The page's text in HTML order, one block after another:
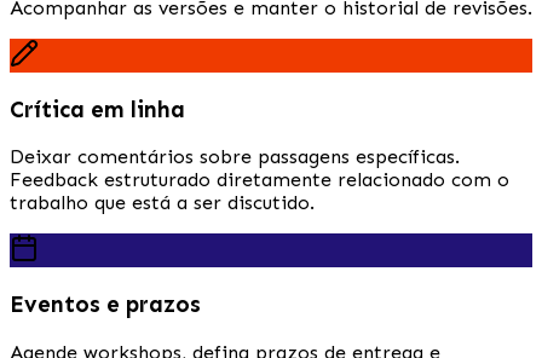
Acompanhar as versões e manter o historial de revisões.
Crítica em linha
Deixar comentários sobre passagens específicas.
Feedback estruturado diretamente relacionado com o
trabalho que está a ser discutido.
Eventos e prazos
Agende workshops, defina prazos de entrega e